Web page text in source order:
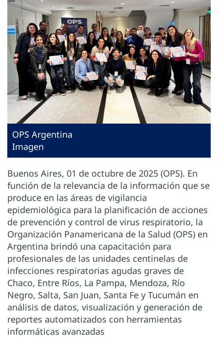
OPS Argentina
Imagen
Buenos Aires, 01 de octubre de 2025 (OPS). En
función de la relevancia de la información que se
produce en las áreas de vigilancia
epidemiológica para la planificación de acciones
de prevención y control de virus respiratorio, la
Organización Panamericana de la Salud (OPS) en
Argentina brindó una capacitación para
profesionales de las unidades centinelas de
infecciones respiratorias agudas graves de
Chaco, Entre Ríos, La Pampa, Mendoza, Río
Negro, Salta, San Juan, Santa Fe y Tucumán en
análisis de datos, visualización y generación de
reportes automatizados con herramientas
informáticas avanzadas